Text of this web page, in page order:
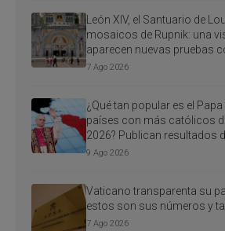
León XIV, el Santuario de
mosaicos de Rupnik: una
aparecen nuevas pruebas
7 Ago 2026
¿Qué tan popular es el
países con más católicos
2026? Publican resultados
9 Ago 2026
Vaticano transparenta su
estos son sus números y
7 Ago 2026